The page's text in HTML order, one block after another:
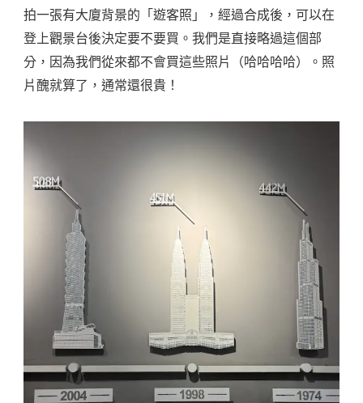
拍一張有大廈背景的「遊客照」，經過合成後，可以在
登上觀景台後決定要不要買。我們是直接略過這個部
分，因為我們從來都不會買這些照片（哈哈哈哈）。照
片醜就算了，通常還很貴！